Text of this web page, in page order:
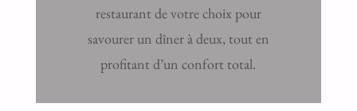
restaurant de votre choix pour
savourer un dîner à deux, tout en
profitant d’un confort total.